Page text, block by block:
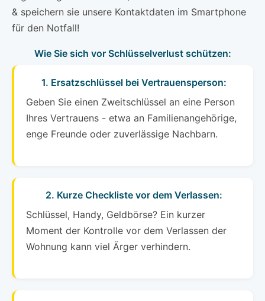
& speichern sie unsere Kontaktdaten im Smartphone
für den Notfall!
Wie Sie sich vor Schlüsselverlust schützen:
1. Ersatzschlüssel bei Vertrauensperson:
Geben Sie einen Zweitschlüssel an eine Person
Ihres Vertrauens - etwa an Familienangehörige,
enge Freunde oder zuverlässige Nachbarn.
2. Kurze Checkliste vor dem Verlassen:
Schlüssel, Handy, Geldbörse? Ein kurzer
Moment der Kontrolle vor dem Verlassen der
Wohnung kann viel Ärger verhindern.